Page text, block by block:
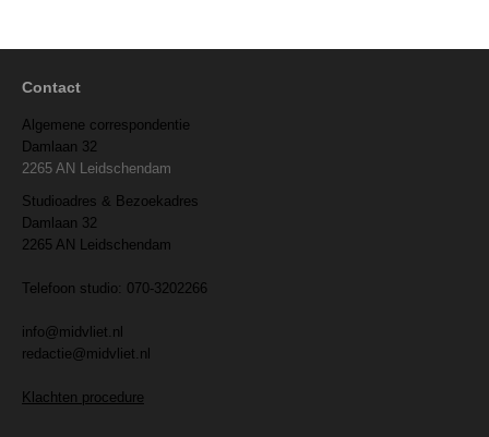
Contact
Algemene correspondentie
Damlaan 32
2265 AN Leidschendam
Studioadres & Bezoekadres
Damlaan 32
2265 AN Leidschendam
Telefoon studio: 070-3202266
info@midvliet.nl
redactie@midvliet.nl
Klachten procedure